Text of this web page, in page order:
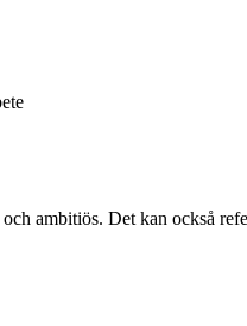
ambitiös. Det kan också